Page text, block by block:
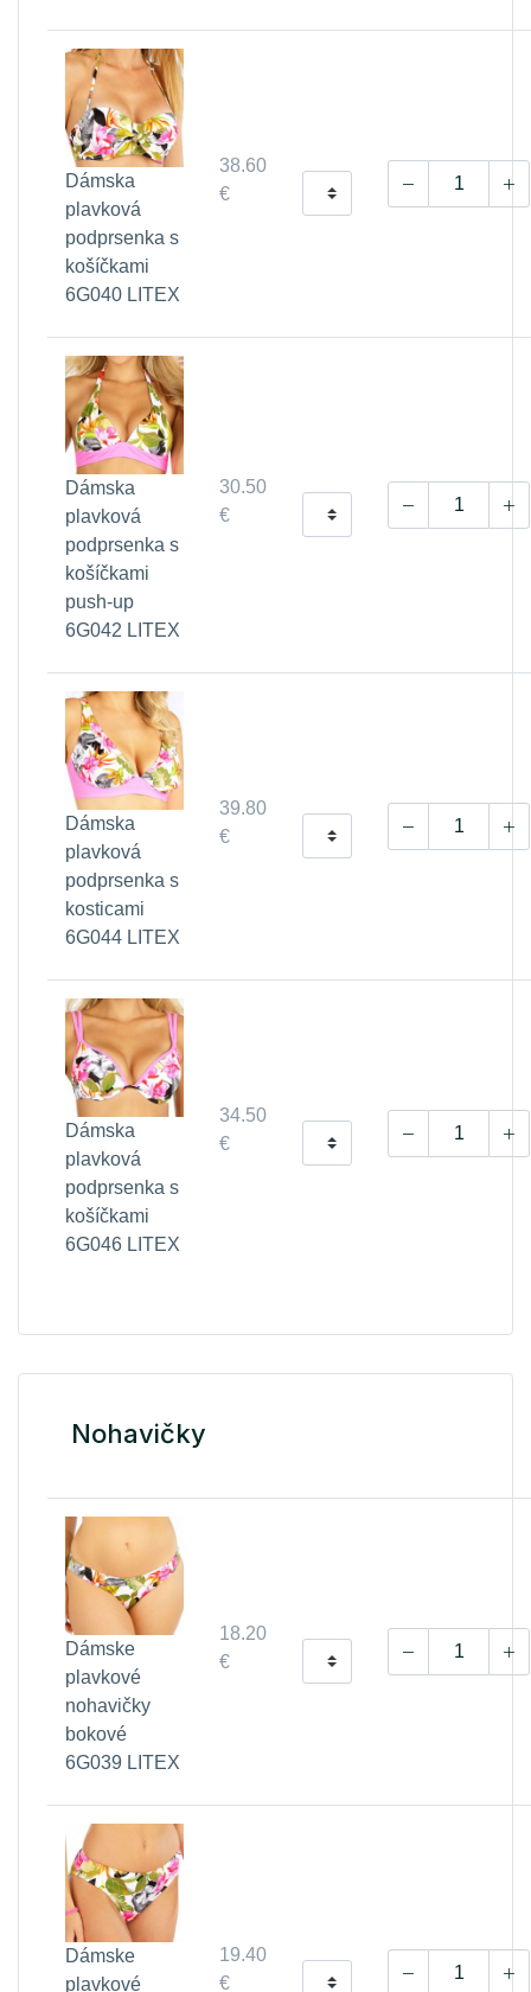
Dámska
plavková
podprsenka s
košíčkami
6G040 LITEX
38.60
€
Dámska
plavková
podprsenka s
košíčkami
push-up
6G042 LITEX
30.50
€
Dámska
plavková
podprsenka s
kosticami
6G044 LITEX
39.80
€
Dámska
plavková
podprsenka s
košíčkami
6G046 LITEX
34.50
€
Nohavičky
Dámske
plavkové
nohavičky
bokové
6G039 LITEX
18.20
€
Dámske
plavkové
19.40
€